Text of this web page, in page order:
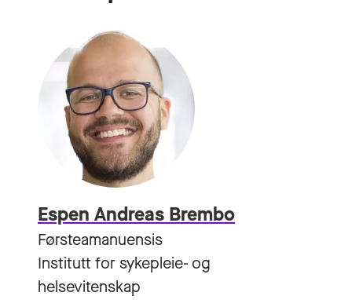
Espen Andreas Brembo
Førsteamanuensis
Institutt for sykepleie- og
helsevitenskap